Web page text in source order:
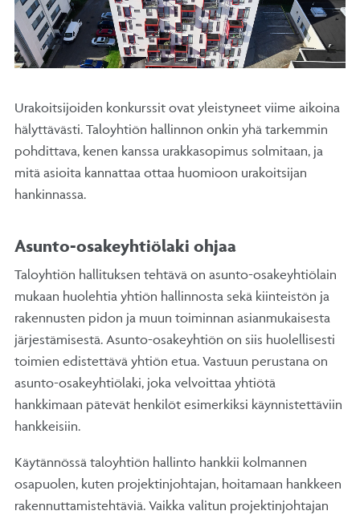
Urakoitsijoiden konkurssit ovat yleistyneet viime aikoina
hälyttävästi. Taloyhtiön hallinnon onkin yhä tarkemmin
pohdittava, kenen kanssa urakkasopimus solmitaan, ja
mitä asioita kannattaa ottaa huomioon urakoitsijan
hankinnassa.
Asunto-osakeyhtiölaki ohjaa
Taloyhtiön hallituksen tehtävä on asunto-osakeyhtiölain
mukaan huolehtia yhtiön hallinnosta sekä kiinteistön ja
rakennusten pidon ja muun toiminnan asianmukaisesta
järjestämisestä. Asunto-osakeyhtiön on siis huolellisesti
toimien edistettävä yhtiön etua. Vastuun perustana on
asunto-osakeyhtiölaki, joka velvoittaa yhtiötä
hankkimaan pätevät henkilöt esimerkiksi käynnistettäviin
hankkeisiin.
Käytännössä taloyhtiön hallinto hankkii kolmannen
osapuolen, kuten projektinjohtajan, hoitamaan hankkeen
rakennuttamistehtäviä. Vaikka valitun projektinjohtajan